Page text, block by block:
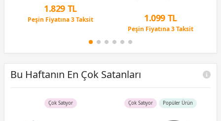
1.829 TL
Peşin Fiyatına 3 Taksit
12 Ay x 215 TL taksitle
1.099 TL
Peşin Fiyatına 3 Taksit
12 Ay x 129 TL taksitle
Peşin Fiyatına 3 Taksit
Bu Haftanın En Çok Satanları
Çok Satıyor Çok Satıyor Popüler Ürün